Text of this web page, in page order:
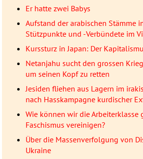
Er hatte zwei Babys
Aufstand der arabischen Stämme
Stützpunkte und -Verbündete im
Kurssturz in Japan: Der
Netanjahu sucht den grossen
um seinen Kopf zu retten
Jesiden fliehen aus Lagern im
nach Hasskampagne kurdischer
Wie können wir die Arbeiterklasse
Faschismus vereinigen?
Über die Massenverfolgung von
Ukraine